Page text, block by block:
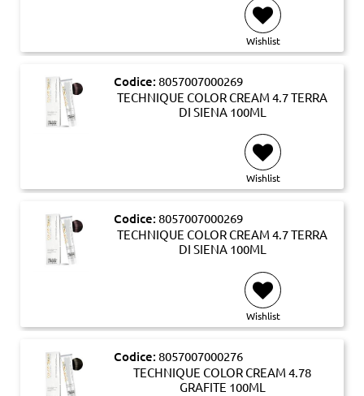
Wishlist
Codice: 8057007000269
TECHNIQUE COLOR CREAM 4.7 TERRA
DI SIENA 100ML
Wishlist
Codice: 8057007000269
TECHNIQUE COLOR CREAM 4.7 TERRA
DI SIENA 100ML
Wishlist
Codice: 8057007000276
TECHNIQUE COLOR CREAM 4.78
GRAFITE 100ML